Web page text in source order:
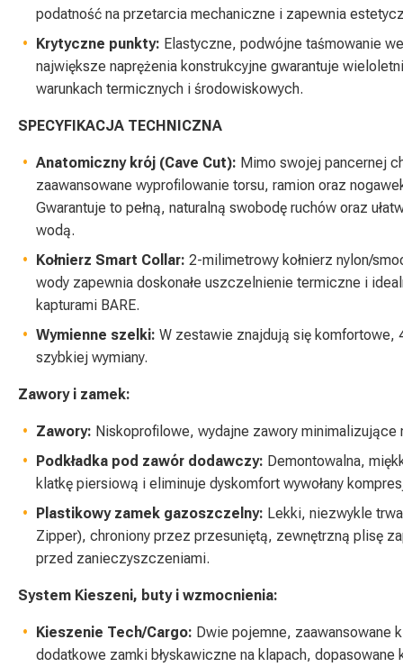
podatność na przetarcia mechaniczne i zapewnia
Krytyczne punkty: Elastyczne, podwójne taśmowanie
największe naprężenia konstrukcyjne gwarantuje
warunkach termicznych i środowiskowych.
SPECYFIKACJA TECHNICZNA
Anatomiczny krój (Cave Cut): Mimo swojej pancernej
zaawansowane wyprofilowanie torsu, ramion oraz
Gwarantuje to pełną, naturalną swobodę ruchów oraz
wodą.
Kołnierz Smart Collar: 2-milimetrowy kołnierz nylon/
wody zapewnia doskonałe uszczelnienie termiczne i
kapturami BARE.
Wymienne szelki: W zestawie znajdują się
szybkiej wymiany.
Zawory i zamek:
Zawory: Niskoprofilowe, wydajne zawory
Podkładka pod zawór dodawczy: Demontowalna,
klatkę piersiową i eliminuje dyskomfort wywołany
Plastikowy zamek gazoszczelny: Lekki, niezwykle
Zipper), chroniony przez przesuniętą, zewnętrzną plisę
przed zanieczyszczeniami.
System Kieszeni, buty i wzmocnienia:
Kieszenie Tech/Cargo: Dwie pojemne, zaawansowane
dodatkowe zamki błyskawiczne na klapach,